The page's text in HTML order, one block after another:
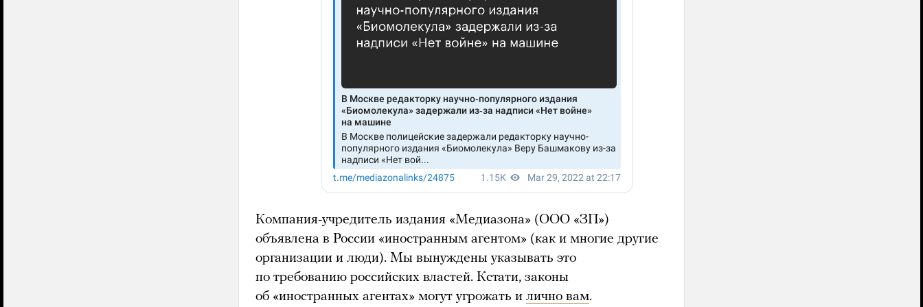
Компания-учредитель издания «Медиазона» (ООО «ЗП»)
объявлена в России «иностранным агентом» (как и многие другие
организации и люди). Мы вынуждены указывать это
по требованию российских властей. Кстати, законы
об «иностранных агентах» могут угрожать и лично вам.